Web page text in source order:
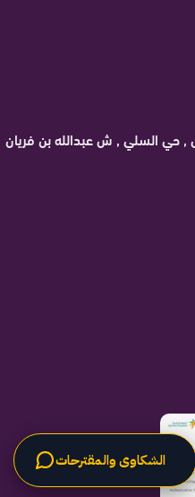
, حي السلي , ش عبدالله بن فريان
الشكاوى والمقترحات